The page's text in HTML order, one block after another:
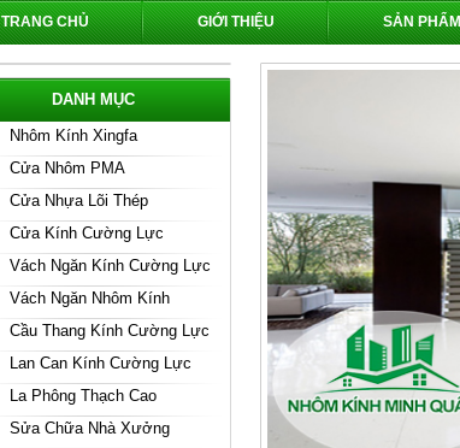
TRANG CHỦ GIỚI THIỆU SẢN PHẨM
DANH MỤC
Nhôm Kính Xingfa
Cửa Nhôm PMA
Cửa Nhựa Lõi Thép
Cửa Kính Cường Lực
Vách Ngăn Kính Cường Lực
Vách Ngăn Nhôm Kính
Cầu Thang Kính Cường Lực
Lan Can Kính Cường Lực
La Phông Thạch Cao
Sửa Chữa Nhà Xưởng